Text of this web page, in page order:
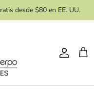
desde $80 en EE. UU.